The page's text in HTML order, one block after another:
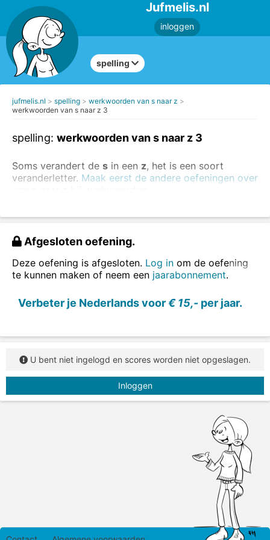
Jufmelis.nl
inloggen
spelling
jufmelis.nl spelling
werkwoorden van s naar z
werkwoorden van s naar z 3
spelling: werkwoorden van s naar z 3
Soms verandert de s in een z, het is een soort
veranderletter. Maak eerst de andere oefeningen over
ik vrees- wij vrezen
In deze oefening schrijf je steeds de wij-vorm.
Afgesloten oefening.
Deze oefening is afgesloten. Log in om de oefening
te kunnen maken of neem een jaarabonnement.
Verbeter je Nederlands voor€ 15,- per jaar.
U bent niet ingelogd en scores worden niet opgeslagen.
Inloggen